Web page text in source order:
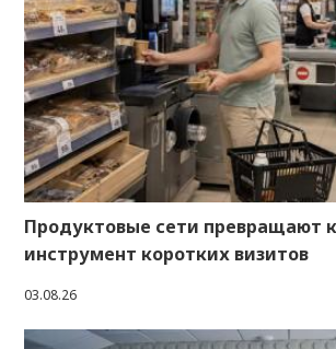
Продуктовые сети превращают
инструмент коротких визитов
03.08.26